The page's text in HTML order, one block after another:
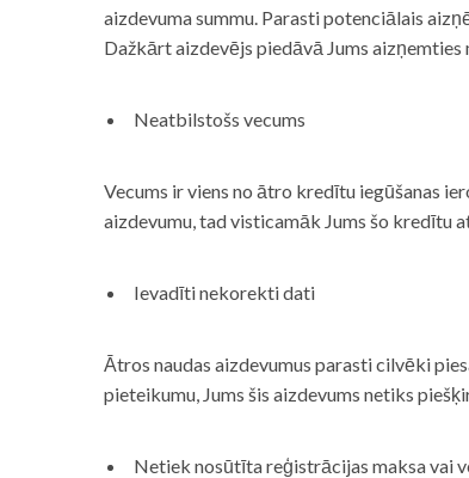
aizdevuma summu. Parasti potenciālais
Dažkārt aizdevējs piedāvā Jums
Neatbilstošs vecums
Vecums ir viens no ātro kredītu iegūšanas
aizdevumu, tad visticamāk Jums šo kredītu
Ievadīti nekorekti dati
Ātros naudas aizdevumus parasti cilvēki
pieteikumu, Jums šis aizdevums netiks
Netiek nosūtīta reģistrācijas maksa vai